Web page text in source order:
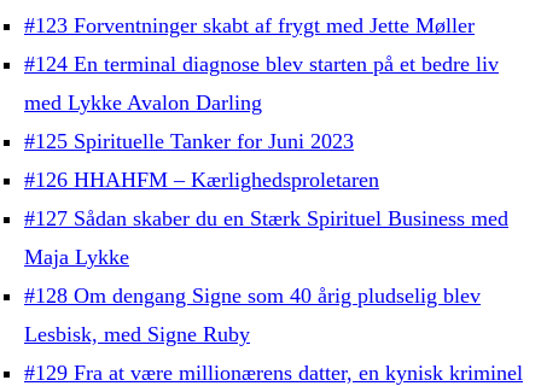
#123 Forventninger skabt af frygt med Jette Møller
#124 En terminal diagnose blev starten på et bedre liv
med Lykke Avalon Darling
#125 Spirituelle Tanker for Juni 2023
#126 HHAHFM – Kærlighedsproletaren
#127 Sådan skaber du en Stærk Spirituel Business med
Maja Lykke
#128 Om dengang Signe som 40 årig pludselig blev
Lesbisk, med Signe Ruby
#129 Fra at være millionærens datter, en kynisk kriminel